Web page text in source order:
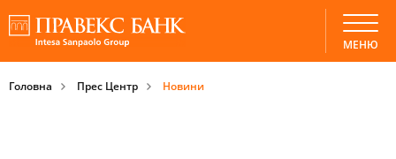
МЕНЮ
Головна Прес Центр Новини